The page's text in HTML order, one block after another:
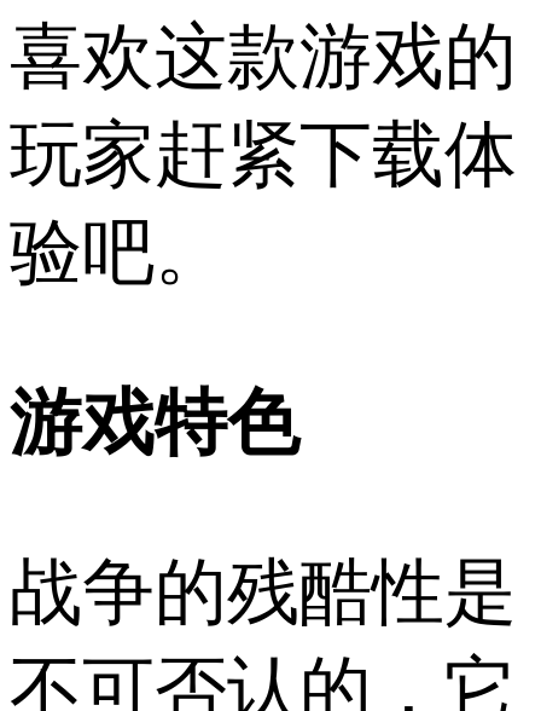
喜欢这款游戏的
玩家赶紧下载体
验吧。
游戏特色
战争的残酷性是
不可否认的，它